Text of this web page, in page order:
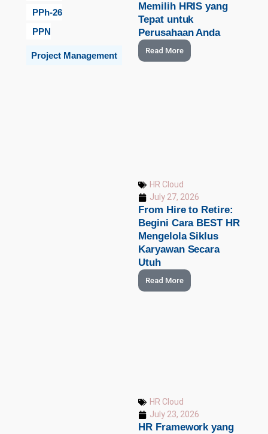
PPh-26
PPN
Project Management
Memilih HRIS yang
Tepat untuk
Perusahaan Anda
Read More
HR Cloud
July 27, 2026
From Hire to Retire:
Begini Cara BEST HR
Mengelola Siklus
Karyawan Secara
Utuh
Read More
HR Cloud
July 23, 2026
HR Framework yang